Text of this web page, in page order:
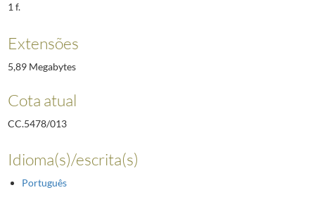
1 f.
Extensões
5,89 Megabytes
Cota atual
CC.5478/013
Idioma(s)/escrita(s)
Português